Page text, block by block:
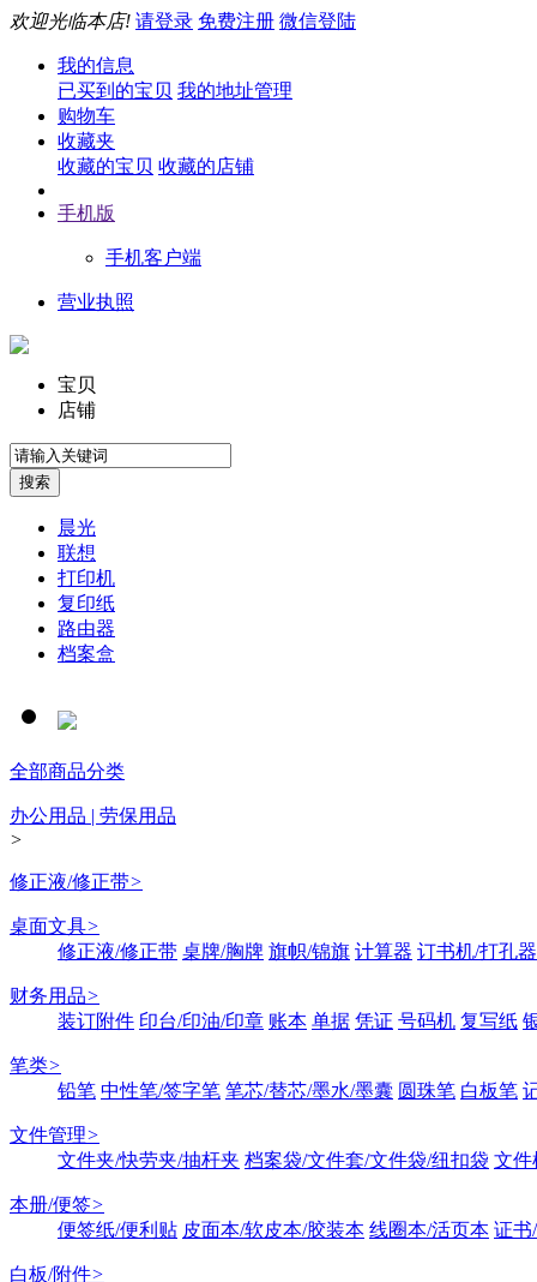
欢迎光临本店! 请登录 免费注册 微信登陆
我的信息
已买到的宝贝 我的地址管理
购物车
收藏夹
收藏的宝贝 收藏的店铺
手机版
手机客户端
营业执照
宝贝
店铺
晨光
联想
打印机
复印纸
路由器
档案盒
全部商品分类
办公用品 | 劳保用品
>
修正液/修正带>
桌面文具>
修正液/修正带 桌牌/胸牌 旗帜/锦旗 计算器 订书机/打孔器
财务用品>
装订附件 印台/印油/印章 账本 单据 凭证 号码机 复写纸
笔类>
铅笔 中性笔/签字笔 笔芯/替芯/墨水/墨囊 圆珠笔 白板笔
文件管理>
文件夹/快劳夹/抽杆夹 档案袋/文件套/文件袋/纽扣袋 文件
本册/便签>
便签纸/便利贴 皮面本/软皮本/胶装本 线圈本/活页本 证书
白板/附件>